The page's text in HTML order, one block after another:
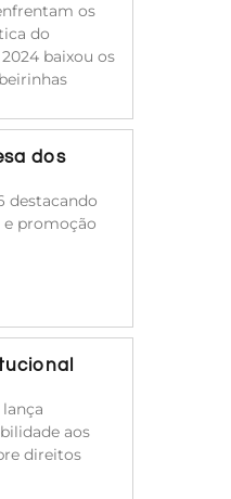
os
do
baixou os
dos
destacando
e promoção
aos
direitos